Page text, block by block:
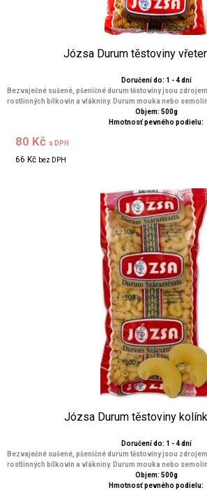
Józsa Durum těstoviny
Doručení do: 1 - 4 dní
Bezvaječné sušené, pšeničné durum těstoviny jsou
rostlinných bílkovin a vlákniny. Durum mouka nebo
Objem: 500g
Hmotnosť pevného podielu:
80 Kč s DPH
66 Kč bez DPH
Józsa Durum těstoviny
Doručení do: 1 - 4 dní
Bezvaječné sušené, pšeničné durum těstoviny jsou
rostlinných bílkovin a vlákniny. Durum mouka nebo
Objem: 500g
Hmotnosť pevného podielu: